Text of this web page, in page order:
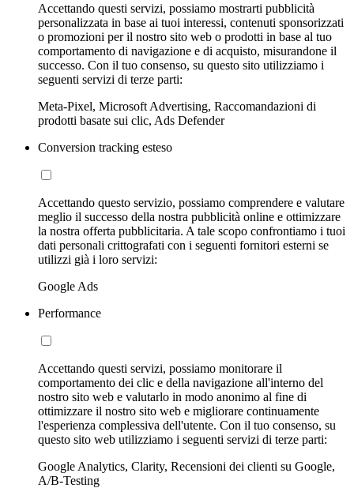
Accettando questi servizi, possiamo mostrarti pubblicità
personalizzata in base ai tuoi interessi, contenuti sponsorizzati
o promozioni per il nostro sito web o prodotti in base al tuo
comportamento di navigazione e di acquisto, misurandone il
successo. Con il tuo consenso, su questo sito utilizziamo i
seguenti servizi di terze parti:
Meta-Pixel, Microsoft Advertising, Raccomandazioni di
prodotti basate sui clic, Ads Defender
Conversion tracking esteso
Accettando questo servizio, possiamo comprendere e valutare
meglio il successo della nostra pubblicità online e ottimizzare
la nostra offerta pubblicitaria. A tale scopo confrontiamo i tuoi
dati personali crittografati con i seguenti fornitori esterni se
utilizzi già i loro servizi:
Google Ads
Performance
Accettando questi servizi, possiamo monitorare il
comportamento dei clic e della navigazione all'interno del
nostro sito web e valutarlo in modo anonimo al fine di
ottimizzare il nostro sito web e migliorare continuamente
l'esperienza complessiva dell'utente. Con il tuo consenso, su
questo sito web utilizziamo i seguenti servizi di terze parti:
Google Analytics, Clarity, Recensioni dei clienti su Google,
A/B-Testing